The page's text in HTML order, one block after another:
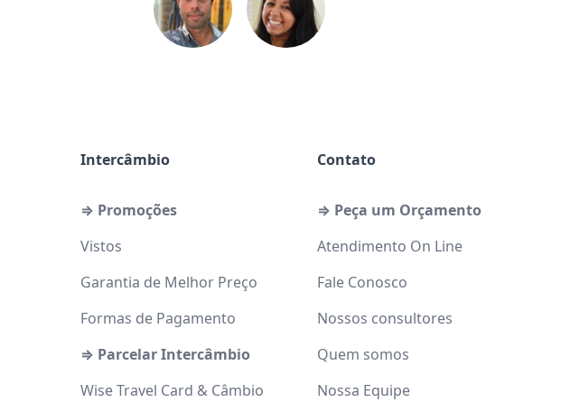
Intercâmbio
⇒ Promoções
Vistos
Garantia de Melhor Preço
Formas de Pagamento
⇒ Parcelar Intercâmbio
Wise Travel Card & Câmbio
Contato
⇒ Peça um Orçamento
Atendimento On Line
Fale Conosco
Nossos consultores
Quem somos
Nossa Equipe